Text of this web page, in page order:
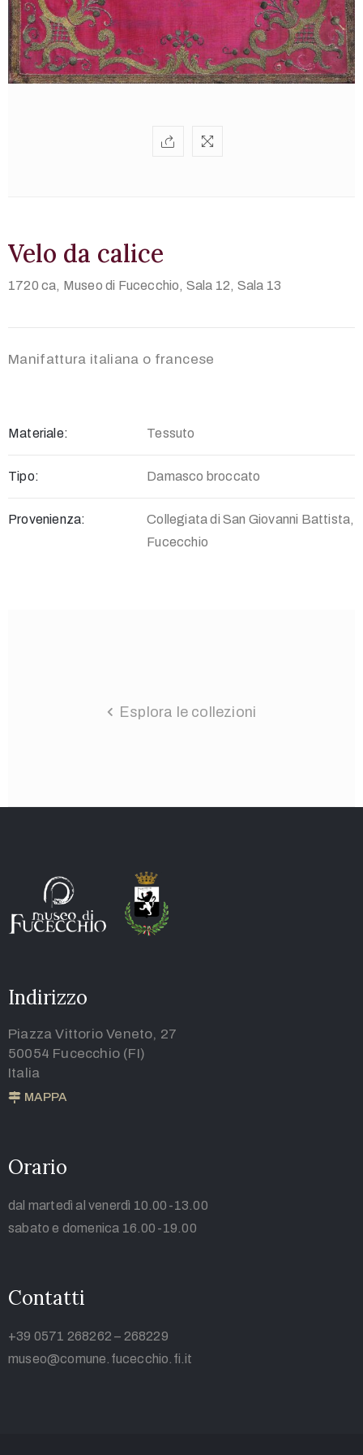
Multimedia
Territorio
English
268262
museo@comune.fucecchio.fi.it
Velo da calice
1720 ca, Museo di Fucecchio, Sala 12, Sala 13
Manifattura italiana o francese
Materiale: Tessuto
Tipo: Damasco broccato
Provenienza:
Collegiata di San Giovanni Battista,
Fucecchio
Esplora le collezioni
Indirizzo
Piazza Vittorio Veneto, 27
50054 Fucecchio (FI)
Italia
MAPPA
Orario
dal martedì al venerdì 10.00-13.00
sabato e domenica 16.00-19.00
Contatti
+39 0571 268262 – 268229
museo@comune.fucecchio.fi.it